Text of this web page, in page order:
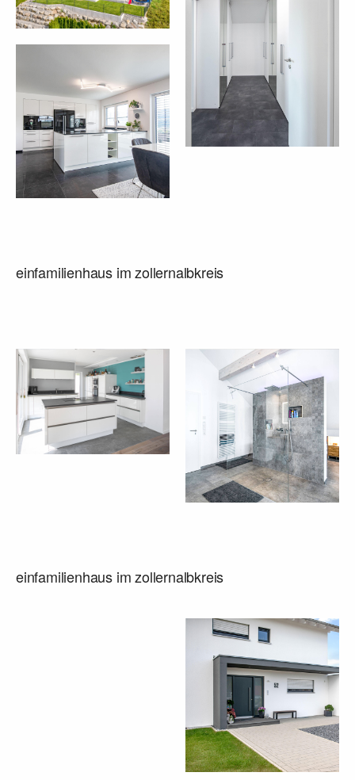
einfamilienhaus im zollernalbkreis
einfamilienhaus im zollernalbkreis